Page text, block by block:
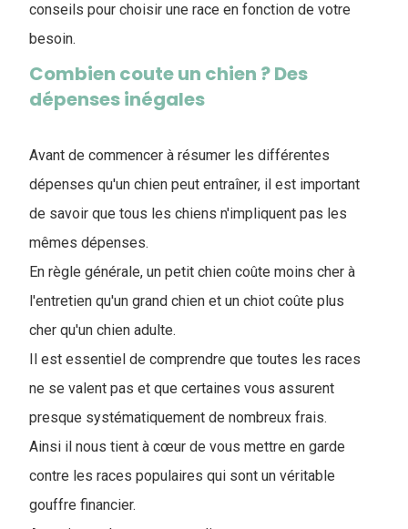
conseils pour choisir une race en fonction de votre
besoin.
Combien coute un chien ? Des
dépenses inégales
Avant de commencer à résumer les différentes
dépenses qu'un chien peut entraîner, il est important
de savoir que tous les chiens n'impliquent pas les
mêmes dépenses.
En règle générale, un petit chien coûte moins cher à
l'entretien qu'un grand chien et un chiot coûte plus
cher qu'un chien adulte.
Il est essentiel de comprendre que toutes les races
ne se valent pas et que certaines vous assurent
presque systématiquement de nombreux frais.
Ainsi il nous tient à cœur de vous mettre en garde
contre les races populaires qui sont un véritable
gouffre financier.